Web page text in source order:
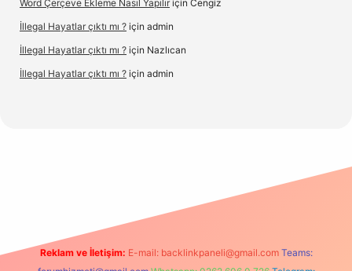
Word Çerçeve Ekleme Nasıl Yapılır için Cengiz
İllegal Hayatlar çıktı mı ? için admin
İllegal Hayatlar çıktı mı ? için Nazlıcan
İllegal Hayatlar çıktı mı ? için admin
Reklam ve İletişim: E-mail: backlinkpaneli@gmail.com Teams: